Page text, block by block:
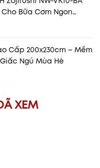
Bữa Cơm Ngon
Cấp 200x230cm – Mềm
Ngủ Mùa Hè
XEM